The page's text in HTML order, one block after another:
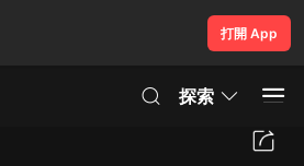
打開 App
探索